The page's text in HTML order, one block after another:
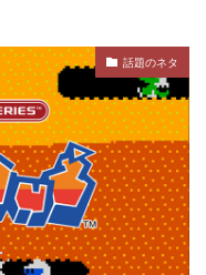
話題のネタ